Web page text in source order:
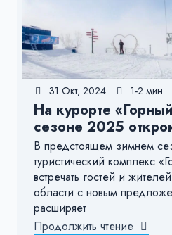
31 Окт, 2024 1-2 мин.
На курорте
сезоне 2025
В предстоящем зимнем
туристический комплекс
встречать гостей и
области с новым
расширяет
Продолжить чтение